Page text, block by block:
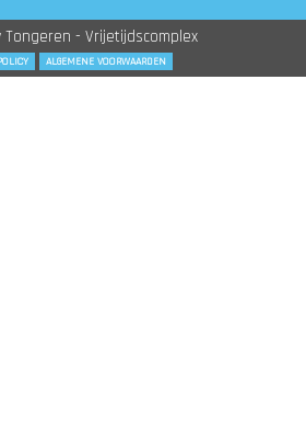
Tongeren - Vrijetijdscomplex
ALGEMENE VOORWAARDEN